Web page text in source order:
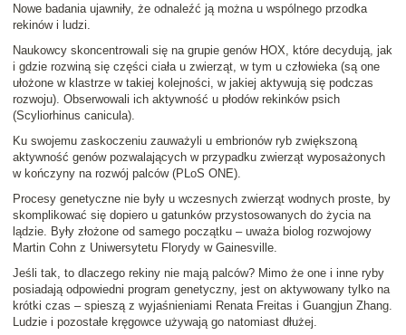
Nowe badania ujawniły, że odnaleźć ją można u wspólnego przodka
rekinów i ludzi.
Naukowcy skoncentrowali się na grupie genów HOX, które decydują, jak
i gdzie rozwiną się części ciała u zwierząt, w tym u człowieka (są one
ułożone w klastrze w takiej kolejności, w jakiej aktywują się podczas
rozwoju). Obserwowali ich aktywność u płodów rekinków psich
(Scyliorhinus canicula).
Ku swojemu zaskoczeniu zauważyli u embrionów ryb zwiększoną
aktywność genów pozwalających w przypadku zwierząt wyposażonych
w kończyny na rozwój palców (PLoS ONE).
Procesy genetyczne nie były u wczesnych zwierząt wodnych proste, by
skomplikować się dopiero u gatunków przystosowanych do życia na
lądzie. Były złożone od samego początku – uważa biolog rozwojowy
Martin Cohn z Uniwersytetu Florydy w Gainesville.
Jeśli tak, to dlaczego rekiny nie mają palców? Mimo że one i inne ryby
posiadają odpowiedni program genetyczny, jest on aktywowany tylko na
krótki czas – spieszą z wyjaśnieniami Renata Freitas i Guangjun Zhang.
Ludzie i pozostałe kręgowce używają go natomiast dłużej.